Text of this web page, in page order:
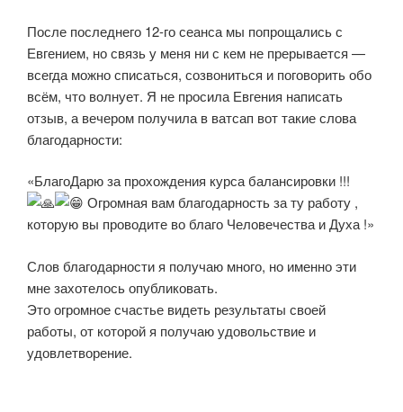
После последнего 12-го сеанса мы попрощались с
Евгением, но связь у меня ни с кем не прерывается —
всегда можно списаться, созвониться и поговорить обо
всём, что волнует. Я не просила Евгения написать
отзыв, а вечером получила в ватсап вот такие слова
благодарности:
«БлагоДарю за прохождения курса балансировки !!!
Огромная вам благодарность за ту работу ,
которую вы проводите во благо Человечества и Духа !»
Слов благодарности я получаю много, но именно эти
мне захотелось опубликовать.
Это огромное счастье видеть результаты своей
работы, от которой я получаю удовольствие и
удовлетворение.